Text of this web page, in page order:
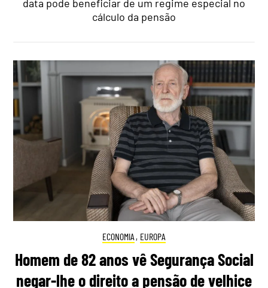
data pode beneficiar de um regime especial no
cálculo da pensão
ECONOMIA , EUROPA
Homem de 82 anos vê Segurança Social
negar-lhe o direito a pensão de velhice